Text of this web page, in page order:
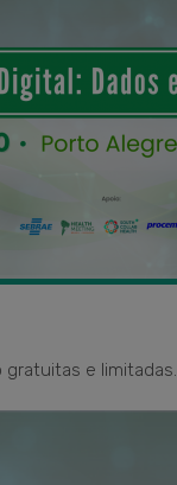
gratuitas e limitadas.